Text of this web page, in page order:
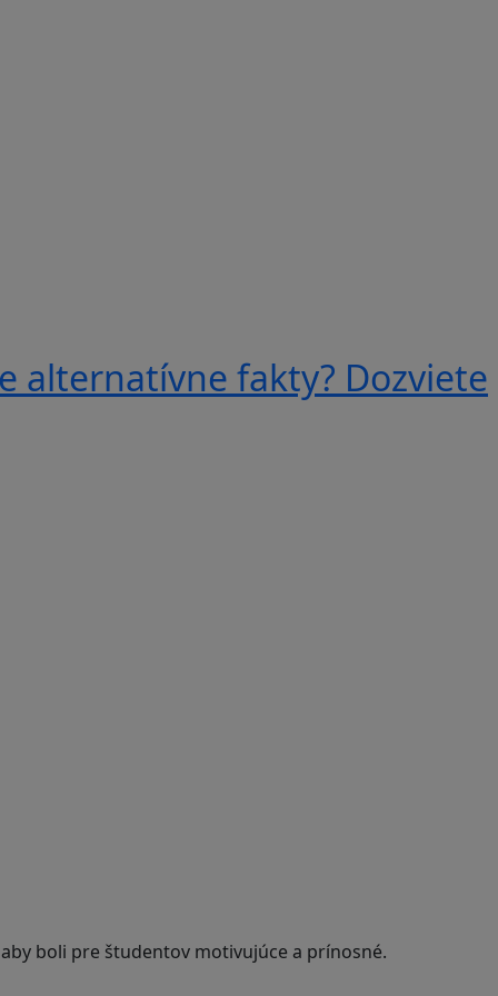
alternatívne fakty? Dozviete
boli pre študentov motivujúce a prínosné.